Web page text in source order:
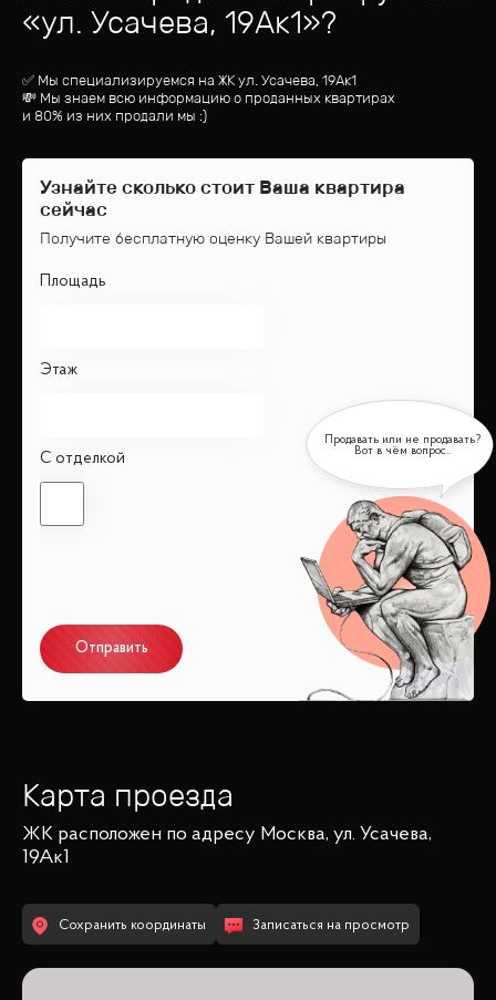
«ул. Усачева, 19Ак1»?
✅ Мы специализируемся на ЖКул. Усачева, 19Ак1
💸 Мы знаем всю информацию о проданных квартирах
и 80% из них продали мы :)
Узнайте сколько стоит Ваша квартира
сейчас
Получите бесплатную оценку Вашей квартиры
Площадь
Этаж
С отделкой
Отправить
Карта проезда
ЖК расположен по адресу Москва, ул. Усачева,
19Ак1
Сохранить координаты Записаться на просмотр